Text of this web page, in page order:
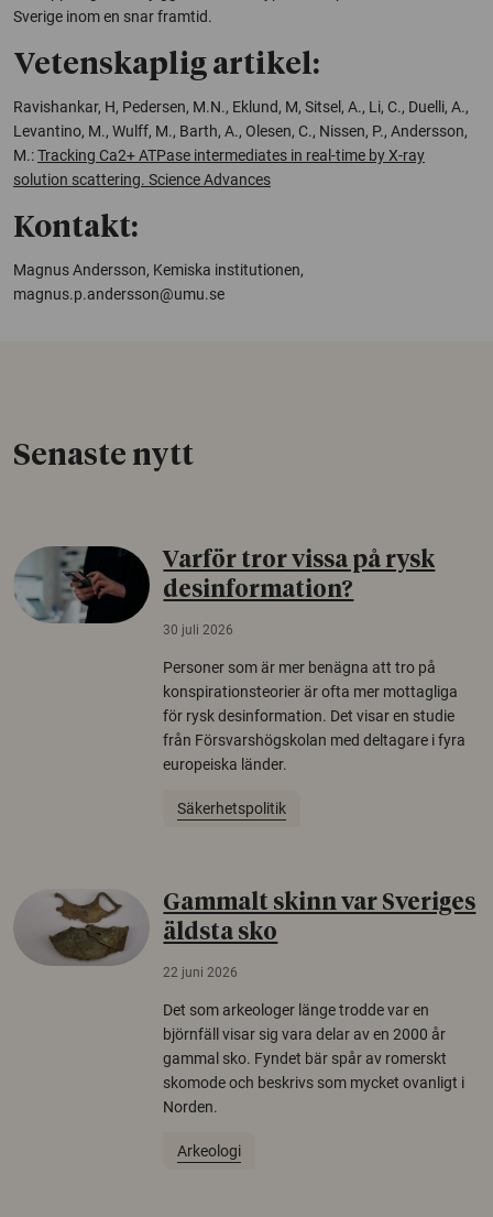
Sverige inom en snar framtid.
Vetenskaplig artikel:
Ravishankar, H, Pedersen, M.N., Eklund, M, Sitsel, A., Li, C., Duelli, A.,
Levantino, M., Wulff, M., Barth, A., Olesen, C., Nissen, P., Andersson,
M.:Tracking Ca2+ ATPase intermediates in real-time by X-ray
solution scattering. Science Advances
Kontakt:
Magnus Andersson, Kemiska institutionen,
magnus.p.andersson@umu.se
Senaste nytt
Varför tror vissa på rysk
desinformation?
30 juli 2026
Personer som är mer benägna att tro på
konspirationsteorier är ofta mer mottagliga
för rysk desinformation. Det visar en studie
från Försvarshögskolan med deltagare i fyra
europeiska länder.
Säkerhetspolitik
Gammalt skinn var Sveriges
äldsta sko
22 juni 2026
Det som arkeologer länge trodde var en
björnfäll visar sig vara delar av en 2000 år
gammal sko. Fyndet bär spår av romerskt
skomode och beskrivs som mycket ovanligt i
Norden.
Arkeologi